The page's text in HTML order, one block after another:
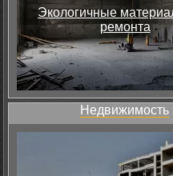
Экологичные
ремонта
Недвижимость